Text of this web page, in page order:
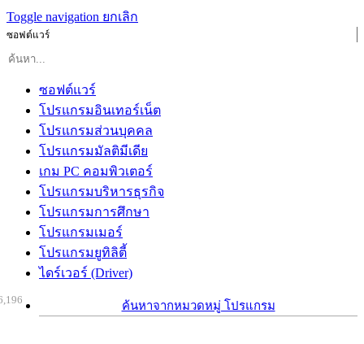
Toggle navigation ยกเลิก
ซอฟต์แวร์
ซอฟต์แวร์
โปรแกรมอินเทอร์เน็ต
โปรแกรมส่วนบุคคล
โปรแกรมมัลติมีเดีย
เกม PC คอมพิวเตอร์
โปรแกรมบริหารธุรกิจ
โปรแกรมการศึกษา
โปรแกรมเมอร์
โปรแกรมยูทิลิตี้
ไดร์เวอร์ (Driver)
ค้นหาจากหมวดหมู่ โปรแกรม